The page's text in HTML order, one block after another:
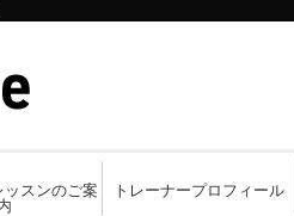
スンのご案
トレーナープロフィール